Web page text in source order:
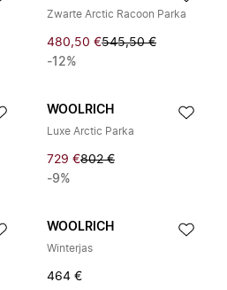
Zwarte Arctic Racoon Parka
480,50 €545,50 €
-12%
WOOLRICH
Luxe Arctic Parka
729 €802 €
-9%
WOOLRICH
Winterjas
464 €